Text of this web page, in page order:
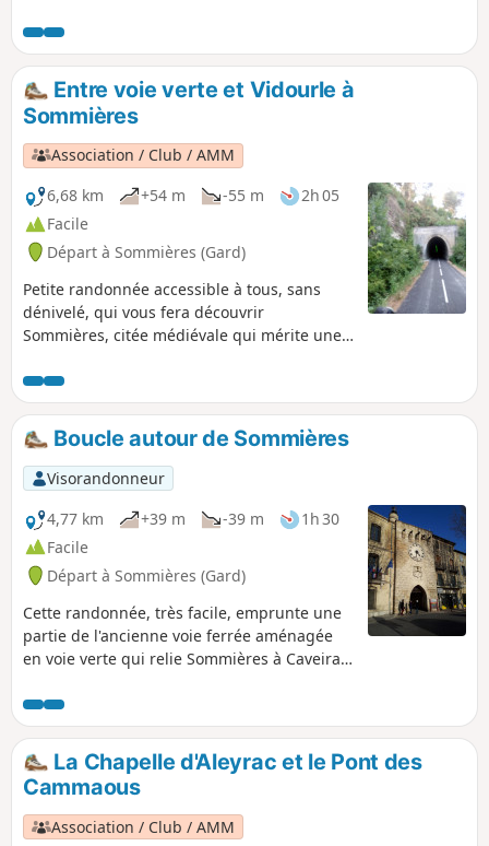
Neandertal), le sanctuaire pré-romain de Mabousquet (1e
siècle avant JC), l'abbaye clunisienne de Jouffre (3e siècle), le
Castellas de Montmirat (11e siècle). En cas de fortes pluies
récentes, voir dans les infos pratiques.
Entre voie verte et Vidourle à
Sommières
Association / Club / AMM
6,68 km
+54 m -55 m
2h 05
Facile
Départ à Sommières (Gard)
Petite randonnée accessible à tous, sans
dénivelé, qui vous fera découvrir
Sommières, citée médiévale qui mérite une
voie verte (ancienne voie ferrée reliant
Sommières à Ganges) et réhabilitée de façon
remarquable avec plusieurs ouvrages d'art.
Boucle autour de Sommières
Visorandonneur
4,77 km
+39 m -39 m
1h 30
Facile
Départ à Sommières (Gard)
Cette randonnée, très facile, emprunte une
partie de l'ancienne voie ferrée aménagée
en voie verte qui relie Sommières à Caveirac
La Chapelle d'Aleyrac et le Pont des
Cammaous
Association / Club / AMM